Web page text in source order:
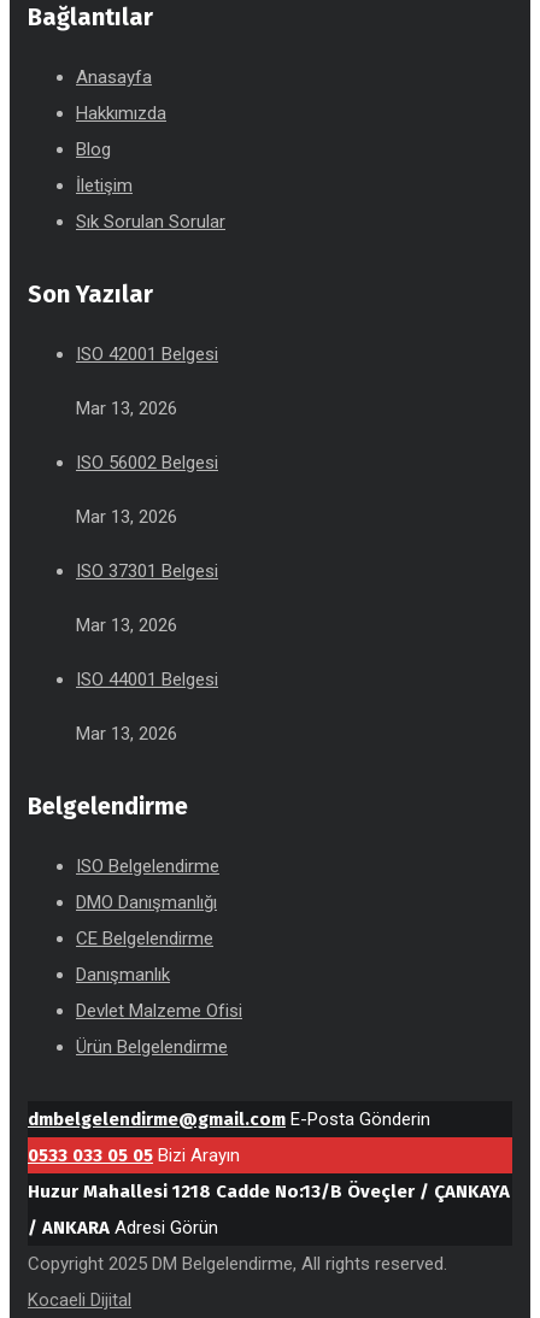
Bağlantılar
Anasayfa
Hakkımızda
Blog
İletişim
Sık Sorulan Sorular
Son Yazılar
ISO 42001 Belgesi
Mar 13, 2026
ISO 56002 Belgesi
Mar 13, 2026
ISO 37301 Belgesi
Mar 13, 2026
ISO 44001 Belgesi
Mar 13, 2026
Belgelendirme
ISO Belgelendirme
DMO Danışmanlığı
CE Belgelendirme
Danışmanlık
Devlet Malzeme Ofisi
Ürün Belgelendirme
dmbelgelendirme@gmail.com E-Posta Gönderin
0533 033 05 05 Bizi Arayın
Huzur Mahallesi 1218 Cadde No:13/B Öveçler / ÇANKAYA
/ ANKARA Adresi Görün
Copyright 2025 DM Belgelendirme, All rights reserved.
Kocaeli Dijital